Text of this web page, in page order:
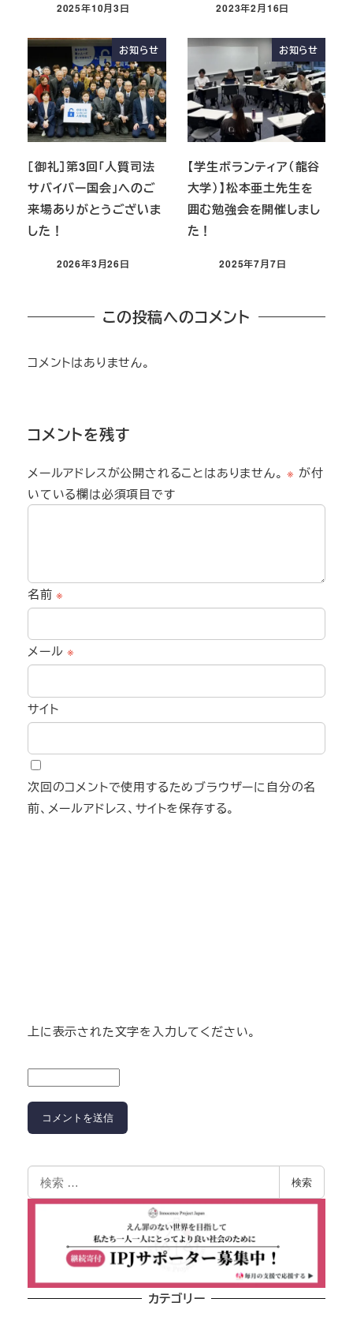
2025年10月3日 2023年2月16日
お知らせ
［御礼］第3回「人質司法
サバイバー国会」へのご
来場ありがとうございま
した！
2026年3月26日
お知らせ
【学生ボランティア（龍谷
大学）】松本亜土先生を
囲む勉強会を開催しまし
た！
2025年7月7日
この投稿へのコメント
コメントはありません。
コメントを残す
メールアドレスが公開されることはありません。 ※ が付
いている欄は必須項目です
名前※
メール※
サイト
次回のコメントで使用するためブラウザーに自分の名
前、メールアドレス、サイトを保存する。
上に表示された文字を入力してください。
検索
カテゴリー